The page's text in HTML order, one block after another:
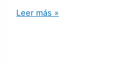
Leer más »